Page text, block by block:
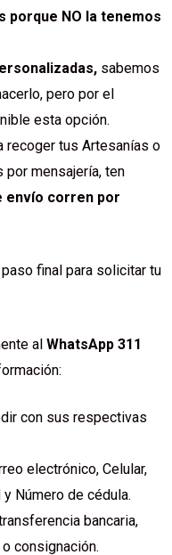
porque NO la tenemos
sabemos
pero por el
esta opción.
recoger tus Artesanías o
mensajería, ten
envío corren por
final para solicitar tu
al WhatsApp 311
con sus respectivas
electrónico, Celular,
Número de cédula.
bancaria,
consignación.